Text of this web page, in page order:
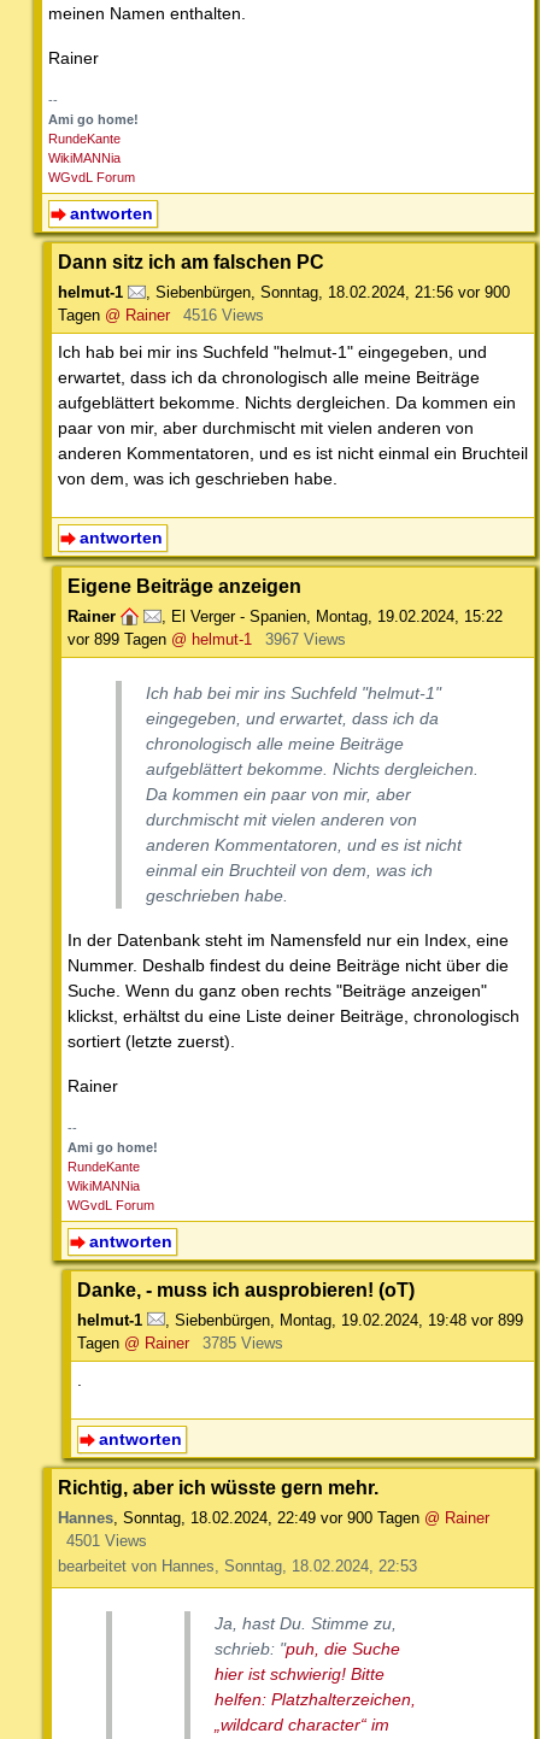
meinen Namen enthalten.
Rainer
--
Ami go home!
RundeKante
WikiMANNia
WGvdL Forum
antworten
Dann sitz ich am falschen PC
helmut-1 , Siebenbürgen, Sonntag, 18.02.2024, 21:56 vor 900
Tagen @ Rainer 4516 Views
Ich hab bei mir ins Suchfeld "helmut-1" eingegeben, und
erwartet, dass ich da chronologisch alle meine Beiträge
aufgeblättert bekomme. Nichts dergleichen. Da kommen ein
paar von mir, aber durchmischt mit vielen anderen von
anderen Kommentatoren, und es ist nicht einmal ein Bruchteil
von dem, was ich geschrieben habe.
antworten
Eigene Beiträge anzeigen
Rainer , El Verger - Spanien, Montag, 19.02.2024, 15:22
vor 899 Tagen @ helmut-1 3967 Views
Ich hab bei mir ins Suchfeld "helmut-1"
eingegeben, und erwartet, dass ich da
chronologisch alle meine Beiträge
aufgeblättert bekomme. Nichts dergleichen.
Da kommen ein paar von mir, aber
durchmischt mit vielen anderen von
anderen Kommentatoren, und es ist nicht
einmal ein Bruchteil von dem, was ich
geschrieben habe.
In der Datenbank steht im Namensfeld nur ein Index, eine
Nummer. Deshalb findest du deine Beiträge nicht über die
Suche. Wenn du ganz oben rechts "Beiträge anzeigen"
klickst, erhältst du eine Liste deiner Beiträge, chronologisch
sortiert (letzte zuerst).
Rainer
--
Ami go home!
RundeKante
WikiMANNia
WGvdL Forum
antworten
Danke, - muss ich ausprobieren! (oT)
helmut-1 Siebenbürgen Montag, 19.02.2024, 19:48 vor 899
Tagen @ Rainer 3785 Views
antworten
Richtig, aber ich wüsste gern mehr.
Hannes Sonntag, 18.02.2024, 22:49 vor 900 Tagen @ Rainer
4501 Views
bearbeitet von Hannes, Sonntag, 18.02.2024, 22:53
Ja, hast Du. Stimme zu,
schrieb: "puh, die Suche
hier ist schwierig! Bitte
helfen: Platzhalterzeichen,
„wildcard character“ im